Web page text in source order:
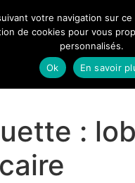
:
votre navigation sur
de cookies pour vous
personnalisés.
Ok
En savoir